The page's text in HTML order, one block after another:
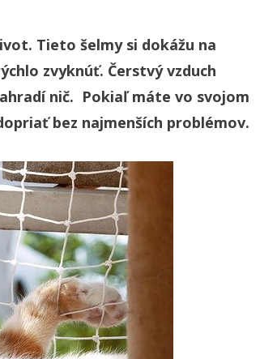
Tieto šelmy si dokážu na
zvyknúť. Čerstvý vzduch
nič. Pokiaľ máte vo svojom
bez najmenších problémov.